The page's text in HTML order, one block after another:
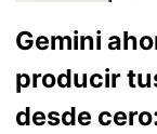
Gemini
producir
desde